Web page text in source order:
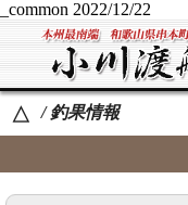
_common 2022/12/22
△ / 釣果情報